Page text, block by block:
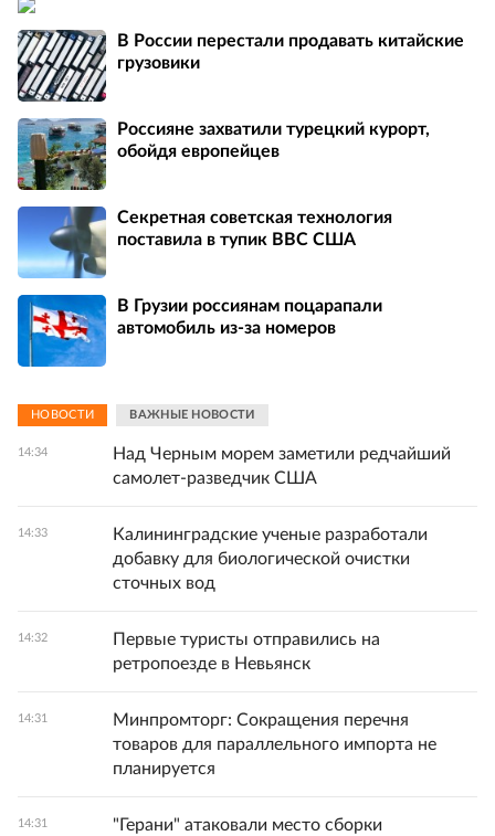
В России перестали продавать китайские
грузовики
Россияне захватили турецкий курорт,
обойдя европейцев
Секретная советская технология
поставила в тупик ВВС США
В Грузии россиянам поцарапали
автомобиль из-за номеров
НОВОСТИ ВАЖНЫЕ НОВОСТИ
14:34
Над Черным морем заметили редчайший
самолет-разведчик США
14:33
Калининградские ученые разработали
добавку для биологической очистки
сточных вод
14:32
Первые туристы отправились на
ретропоезде в Невьянск
14:31
Минпромторг: Сокращения перечня
товаров для параллельного импорта не
планируется
14:31
"Герани" атаковали место сборки